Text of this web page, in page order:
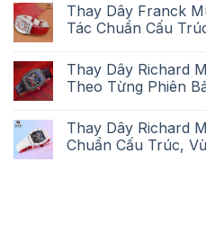
Thay Dây Franck
Tác Chuẩn Cấu
Thay Dây Richard
Theo Từng Phiên
Thay Dây Richard
Chuẩn Cấu Trúc,